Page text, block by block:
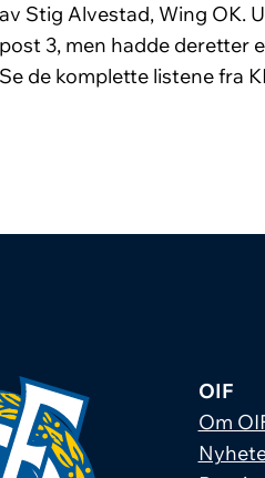
av Stig Alvestad, Wing OK.
post 3, men hadde deretter
Se de komplette listene fra
OIF
Om